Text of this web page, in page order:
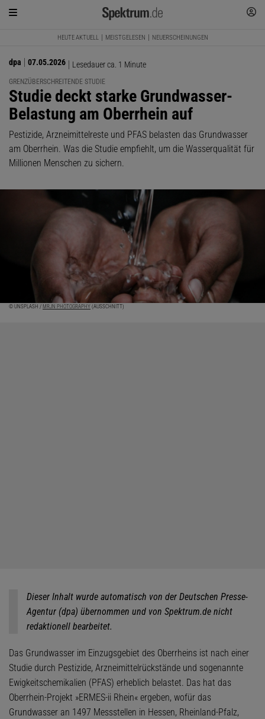
HEUTE AKTUELL MEISTGELESEN NEUERSCHEINUNGEN
dpa 07.05.2026 Lesedauer ca. 1 Minute
GRENZÜBERSCHREITENDE STUDIE
:
Studie deckt starke Grundwasser-
Belastung am Oberrhein auf
Pestizide, Arzneimittelreste und PFAS belasten das Grundwasser
am Oberrhein. Was die Studie empfiehlt, um die Wasserqualität für
Millionen Menschen zu sichern.
© UNSPLASH / MRJN PHOTOGRAPHY (AUSSCHNITT)
Dieser Inhalt wurde automatisch von der Deutschen Presse-
Agentur (dpa) übernommen und von Spektrum.de nicht
redaktionell bearbeitet.
Das Grundwasser im Einzugsgebiet des Oberrheins ist nach einer
Studie durch Pestizide, Arzneimittelrückstände und sogenannte
Ewigkeitschemikalien (PFAS) erheblich belastet. Das hat das
Oberrhein-Projekt »ERMES-ii Rhein« ergeben, wofür das
Grundwasser an 1497 Messstellen in Hessen, Rheinland-Pfalz,